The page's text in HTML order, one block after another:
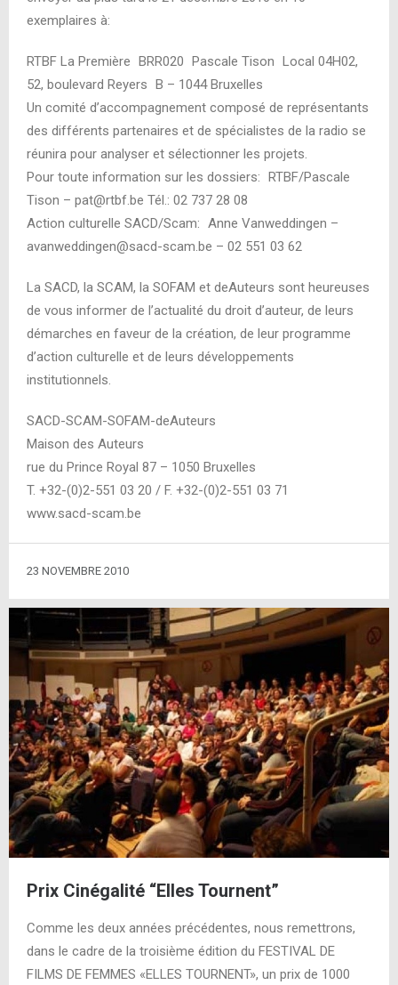
exemplaires à:
RTBF La Première BRR020 Pascale Tison Local 04H02,
52, boulevard Reyers B – 1044 Bruxelles
Un comité d’accompagnement composé de représentants
des différents partenaires et de spécialistes de la radio se
réunira pour analyser et sélectionner les projets.
Pour toute information sur les dossiers: RTBF/Pascale
Tison – pat@rtbf.be Tél.: 02 737 28 08
Action culturelle SACD/Scam: Anne Vanweddingen –
avanweddingen@sacd-scam.be – 02 551 03 62
La SACD, la SCAM, la SOFAM et deAuteurs sont heureuses
de vous informer de l’actualité du droit d’auteur, de leurs
démarches en faveur de la création, de leur programme
d’action culturelle et de leurs développements
institutionnels.
SACD-SCAM-SOFAM-deAuteurs
Maison des Auteurs
rue du Prince Royal 87 – 1050 Bruxelles
T. +32-(0)2-551 03 20 / F. +32-(0)2-551 03 71
www.sacd-scam.be
23 NOVEMBRE 2010
Prix Cinégalité “Elles Tournent”
Comme les deux années précédentes, nous remettrons,
dans le cadre de la troisième édition du FESTIVAL DE
FILMS DE FEMMES «ELLES TOURNENT», un prix de 1000